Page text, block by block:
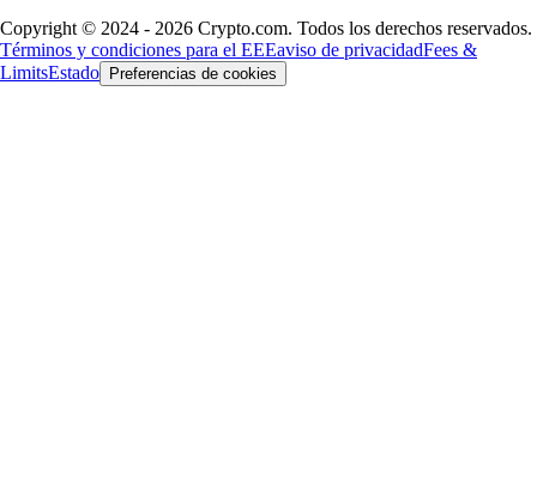
Copyright © 2024 - 2026 Crypto.com. Todos los derechos reservados.
Términos y condiciones para el EEEaviso de privacidadFees &
LimitsEstado Preferencias de cookies